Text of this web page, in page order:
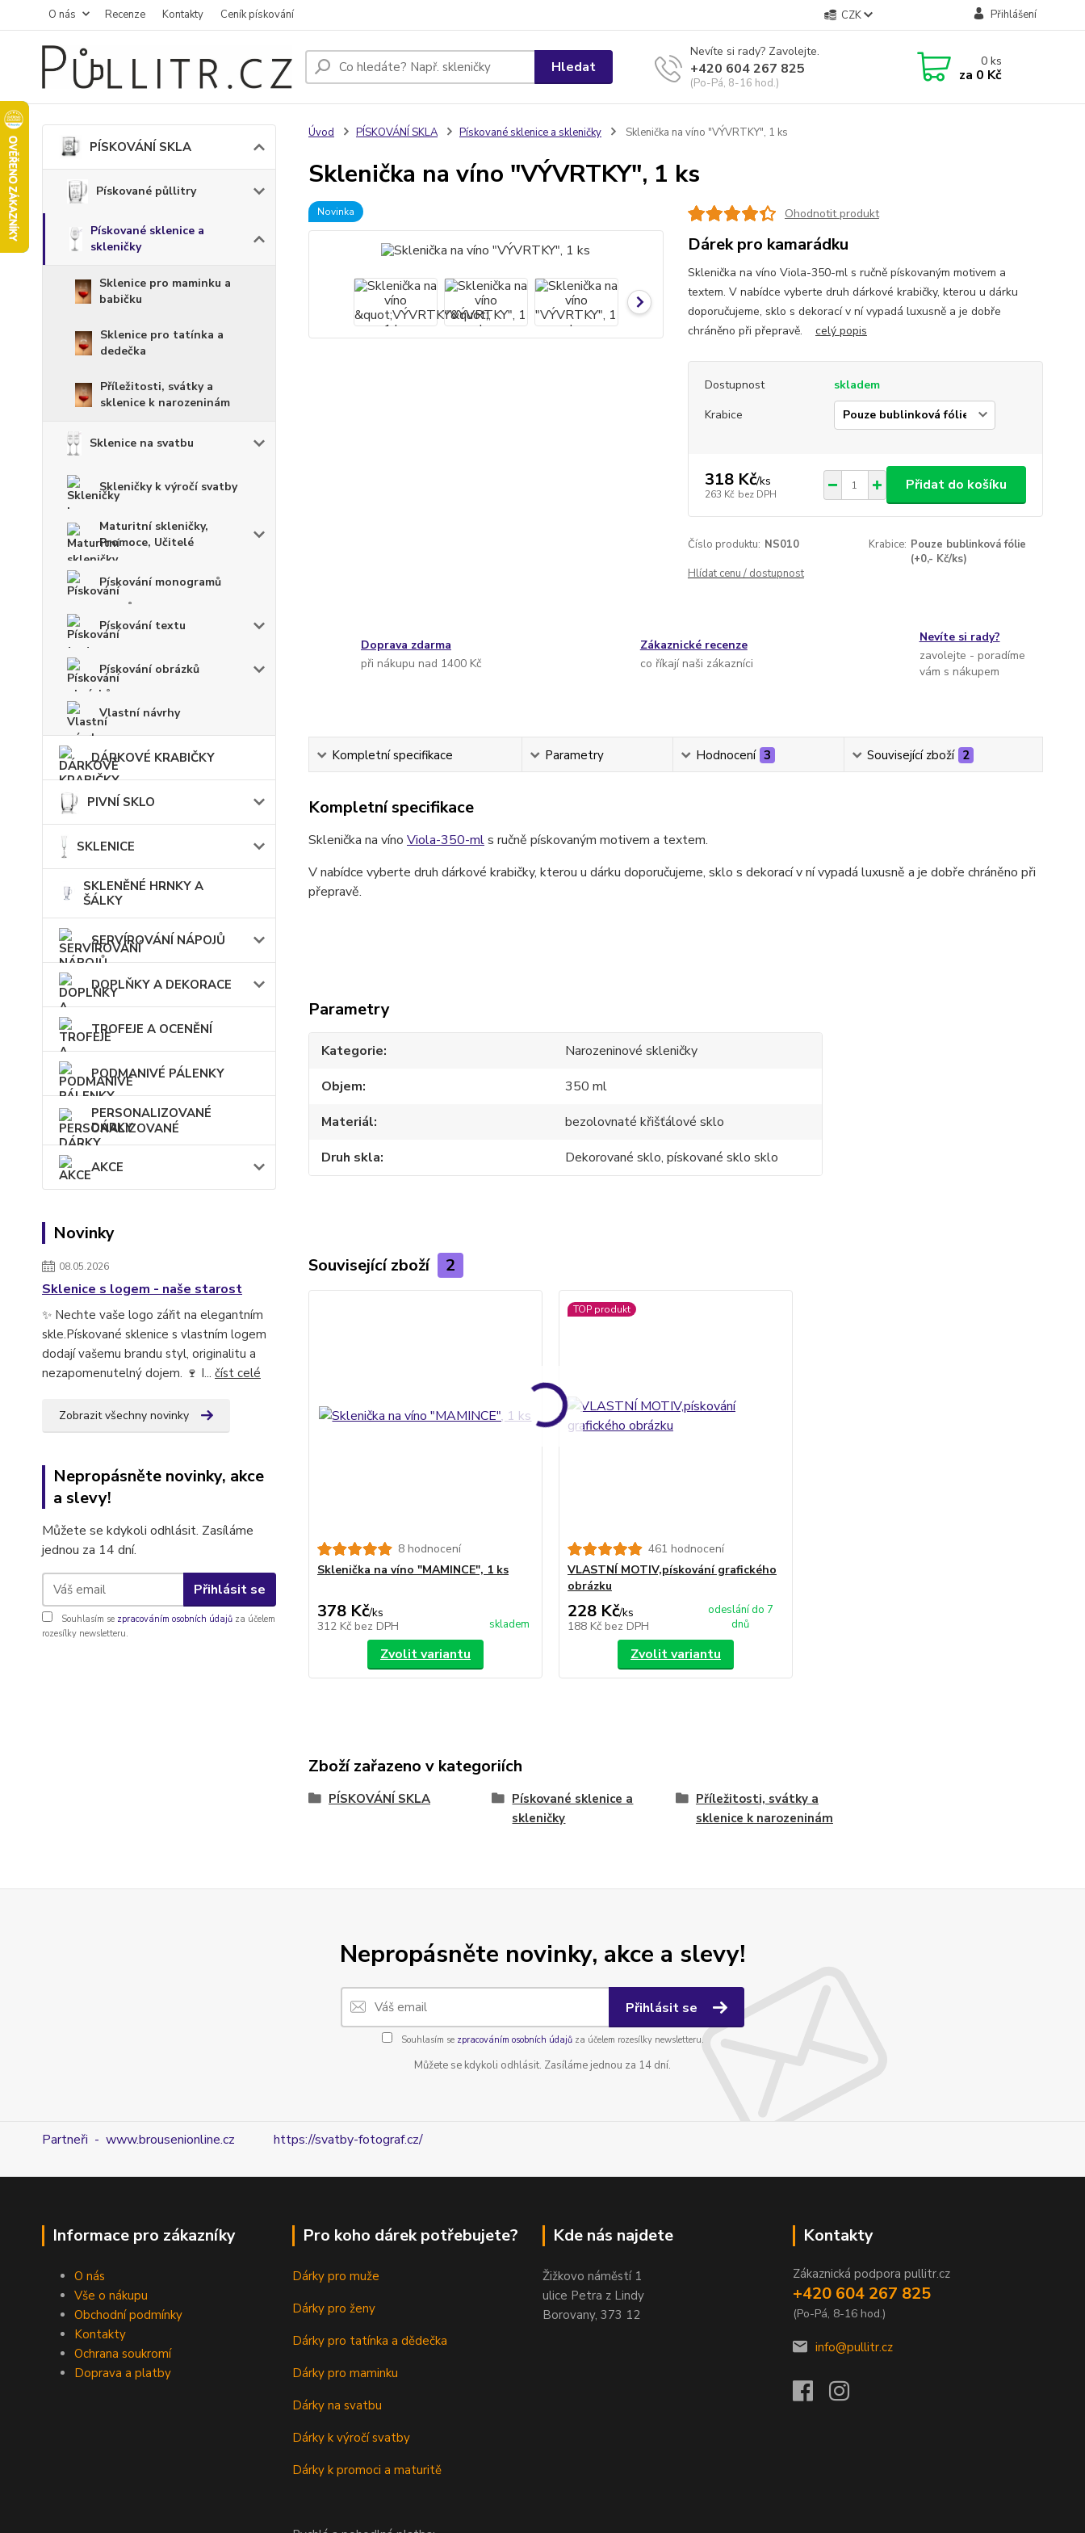
O nás Recenze Kontakty Ceník pískování CZK Přihlášení
Hledat
Nevíte si rady? Zavolejte.
+420 604 267 825
(Po-Pá, 8-16 hod.)
0ks
za 0 Kč
PÍSKOVÁNÍ SKLA
Pískované půllitry
Pískované sklenice a
skleničky
Sklenice pro maminku a
babičku
Sklenice pro tatínka a
dedečka
Příležitosti, svátky a
sklenice k narozeninám
Sklenice na svatbu
Skleničky k výročí svatby
Maturitní skleničky,
Promoce, Učitelé
Pískování monogramů
Pískování textu
Pískování obrázků
Vlastní návrhy
DÁRKOVÉ KRABIČKY
PIVNÍ SKLO
SKLENICE
SKLENĚNÉ HRNKY A
ŠÁLKY
SERVÍROVÁNÍ NÁPOJŮ
DOPLŇKY A DEKORACE
TROFEJE A OCENĚNÍ
PODMANIVÉ PÁLENKY
PERSONALIZOVANÉ
DÁRKY
AKCE
Novinky
08.05.2026
Sklenice s logem - naše starost
✨ Nechte vaše logo zářit na elegantním
skle.Pískované sklenice s vlastním logem
dodají vašemu brandu styl, originalitu a
nezapomenutelný dojem. 🍷 I... číst celé
Zobrazit všechny novinky
Nepropásněte novinky, akce
a slevy!
Můžete se kdykoli odhlásit. Zasíláme
jednou za 14 dní.
Přihlásit se
Souhlasím se zpracováním osobních údajů za účelem
rozesílky newsletteru.
Úvod PÍSKOVÁNÍ SKLA Pískované sklenice a skleničky Sklenička na víno "VÝVRTKY", 1 ks
Sklenička na víno "VÝVRTKY", 1 ks
Novinka Ohodnotit produkt
Dárek pro kamarádku
Sklenička na víno Viola-350-ml s ručně pískovaným motivem a
textem. V nabídce vyberte druh dárkové krabičky, kterou u dárku
doporučujeme, sklo s dekorací v ní vypadá luxusně a je dobře
chráněno při přepravě. celý popis
Dostupnost
skladem
Krabice
318 Kč/ks
263 Kč bez DPH
Přidat do košíku
Číslo produktu: NS010 Krabice: Pouze bublinková fólie
(+0,- Kč/ks)
Hlídat cenu / dostupnost
Doprava zdarma
při nákupu nad 1400 Kč
Zákaznické recenze
co říkají naši zákazníci
Nevíte si rady?
zavolejte - poradíme
vám s nákupem
Kompletní specifikace Parametry Hodnocení 3 Související zboží 2
Kompletní specifikace
Sklenička na víno Viola-350-mls ručně pískovaným motivem a textem.
V nabídce vyberte druh dárkové krabičky, kterou u dárku doporučujeme, sklo s dekorací v ní vypadá luxusně a je dobře chráněno při
přepravě.
Parametry
Kategorie
Narozeninové skleničky
Objem
350 ml
Materiál
bezolovnaté křišťálové sklo
Druh skla
Dekorované sklo, pískované sklo sklo
Související zboží 2
8 hodnocení
Sklenička na víno "MAMINCE", 1 ks
378 Kč/ks
312 Kč bez DPH skladem
Zvolit variantu
TOP produkt
461 hodnocení
VLASTNÍ MOTIV,pískování grafického
obrázku
228 Kč/ks
188 Kč bez DPH
odeslání do 7
dnů
Zvolit variantu
Zboží zařazeno v kategoriích
PÍSKOVÁNÍ SKLA
Pískované sklenice a
skleničky
Příležitosti, svátky a
sklenice k narozeninám
Nepropásněte novinky, akce a slevy!
Přihlásit se
Souhlasím se zpracováním osobních údajůza účelem rozesílky newsletteru.
Můžete se kdykoli odhlásit. Zasíláme jednou za 14 dní.
Partneři - www.brousenionline.cz https://svatby-fotograf.cz/
Informace pro zákazníky
O nás
Vše o nákupu
Obchodní podmínky
Kontakty
Ochrana soukromí
Doprava a platby
Pro koho dárek potřebujete?
Dárky pro muže
Dárky pro ženy
Dárky pro tatínka a dědečka
Dárky pro maminku
Dárky na svatbu
Dárky k výročí svatby
Dárky k promoci a maturitě
Kde nás najdete
Žižkovo náměstí 1
ulice Petra z Lindy
Borovany, 373 12
Kontakty
Zákaznická podpora pullitr.cz
+420 604 267 825
(Po-Pá, 8-16 hod.)
info@pullitr.cz